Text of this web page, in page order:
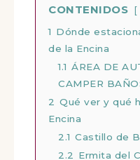
CONTENIDOS
1 Dónde
de la Encina
1.1 ÁREA DE
CAMPER
2 Qué ver y qué
Encina
2.1 Castillo de
2.2
Ermita del